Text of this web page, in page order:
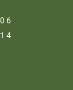
6
4